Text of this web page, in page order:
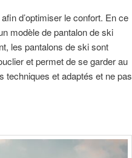
d’optimiser le confort. En ce
modèle de pantalon de ski
les pantalons de ski sont
et permet de se garder au
techniques et adaptés et ne pas